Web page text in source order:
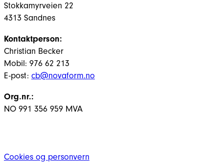
Stokkamyrveien 22
4313 Sandnes
Kontaktperson:
Christian Becker
Mobil: 976 62 213
E-post: cb@novaform.no
Org.nr.:
NO 991 356 959 MVA
Cookies og personvern